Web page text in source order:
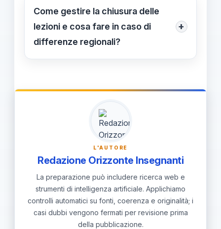
18/06/2026. Seconda Prova Scritta:
19/06/2026. Esami finali Sostegno
(Corsi Sostegno Indire 2026):
Come gestire la chiusura delle
lezioni e cosa fare in caso di
differenze regionali?
+
Chiusura delle lezioni entro
differenze territoriali. Consulta il
referente scolastico locale per
conferme tempestive. L’uso del SIDI è
obbligatorio per inviare esiti e dati.
L'AUTORE
Redazione Orizzonte Insegnanti
La preparazione può includere ricerca web e
strumenti di intelligenza artificiale. Applichiamo
controlli automatici su fonti, coerenza e originalità; i
casi dubbi vengono fermati per revisione prima
della pubblicazione.